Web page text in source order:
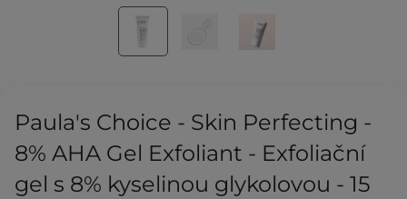
Paula's Choice - Skin Perfecting -
8% AHA Gel Exfoliant - Exfoliační
gel s 8% kyselinou glykolovou - 15